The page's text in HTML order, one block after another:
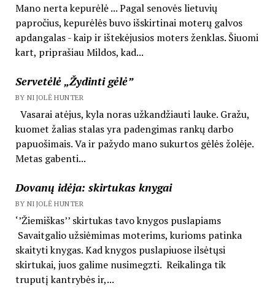
Mano nerta kepurėlė ... Pagal senovės lietuvių
papročius, kepurėlės buvo išskirtinai moterų galvos
apdangalas - kaip ir ištekėjusios moters ženklas. Šiuomi
kart, priprašiau Mildos, kad...
Servetėlė „Žydinti gėlė”
BY NIJOLĖ HUNTER
Vasarai atėjus, kyla noras užkandžiauti lauke. Gražu,
kuomet žalias stalas yra padengimas rankų darbo
papuošimais. Va ir pažydo mano sukurtos gėlės žolėje.
Metas gabenti...
Dovanų idėja: skirtukas knygai
BY NIJOLĖ HUNTER
‘’Žiemiškas’’ skirtukas tavo knygos puslapiams
Savaitgalio užsiėmimas moterims, kurioms patinka
skaityti knygas. Kad knygos puslapiuose ilsėtųsi
skirtukai, juos galime nusimegzti. Reikalinga tik
truputį kantrybės ir,...